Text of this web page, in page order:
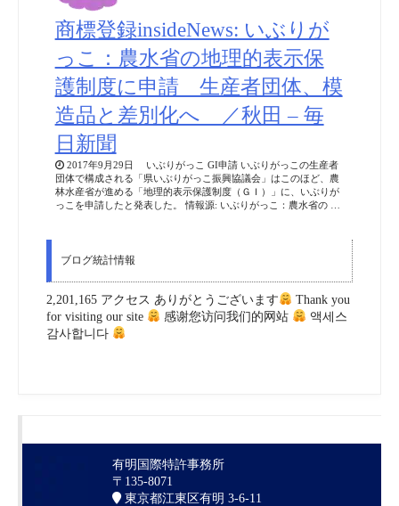
商標登録insideNews: いぶりが
っこ：農水省の地理的表示保
護制度に申請 生産者団体、模
造品と差別化へ ／秋田 – 毎
日新聞
2017年9月29日 いぶりがっこ GI申請 いぶりがっこの生産者
団体で構成される「県いぶりがっこ振興協議会」はこのほど、農
林水産省が進める「地理的表示保護制度（ＧＩ）」に、いぶりが
っこを申請したと発表した。 情報源: いぶりがっこ：農水省の …
ブログ統計情報
2,201,165 アクセス ありがとうございます
Thank you
for visiting our site
感谢您访问我们的网站
액세스
감사합니다
有明国際特許事務所
〒135-8071
東京都江東区有明 3-6-11